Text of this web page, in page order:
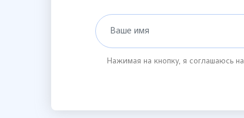
Ваше имя
Нажимая на кнопку, я соглашаюсь на